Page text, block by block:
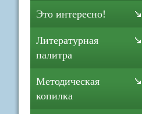
Это интересно!
Литературная
палитра
Методическая
копилка